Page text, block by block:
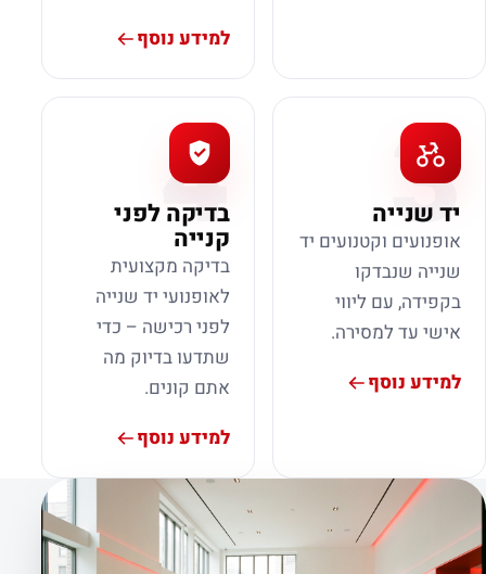
למידע נוסף
3
יד שנייה
אופנועים וקטנועים יד
שנייה שנבדקו
בקפידה, עם ליווי
אישי עד למסירה.
למידע נוסף
4
בדיקה לפני
קנייה
בדיקה מקצועית
לאופנועי יד שנייה
לפני רכישה – כדי
שתדעו בדיוק מה
אתם קונים.
למידע נוסף